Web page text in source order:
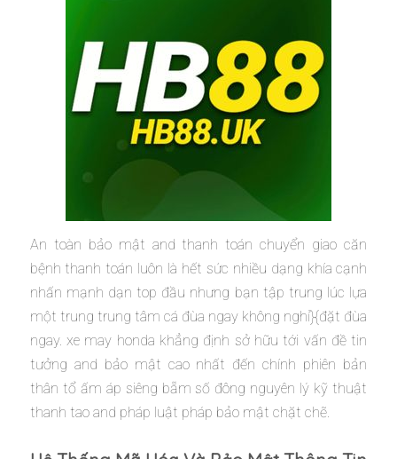
An toàn bảo mật and thanh toán chuyển giao căn
bệnh thanh toán luôn là hết sức nhiều dạng khía cạnh
nhấn mạnh dạn top đầu nhưng bạn tập trung lúc lựa
một trung trung tâm cá đùa ngay không nghỉ}{đặt đùa
ngay. xe may honda khẳng định sở hữu tới vấn đề tin
tưởng and bảo mật cao nhất đến chính phiên bản
thân tổ ấm áp siêng bẵm số đông nguyên lý kỹ thuật
thanh tao and pháp luật pháp bảo mật chặt chẽ.